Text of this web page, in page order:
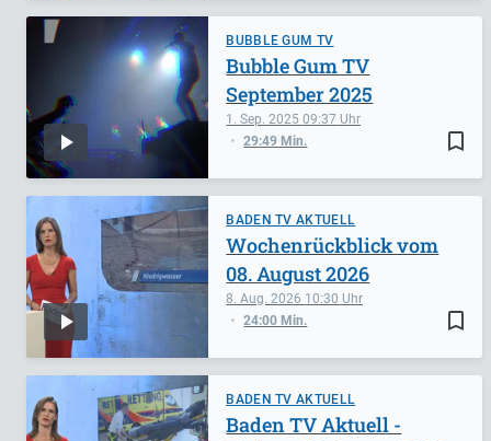
BUBBLE GUM TV
bookmark_border
1. Sep. 202509:37
29:49 Min.
Bubble Gum TV
September 2025
BADEN TV AKTUELL
bookmark_border
8. Aug. 2026 10:30
24:00 Min.
Wochenrückblick vom
08. August 2026
BADEN TV AKTUELL
Baden TV Aktuell -